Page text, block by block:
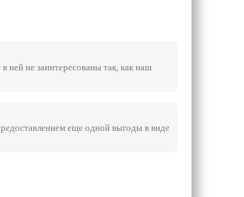
ней не заинтересованы так, как наш
еще одной выгоды в виде